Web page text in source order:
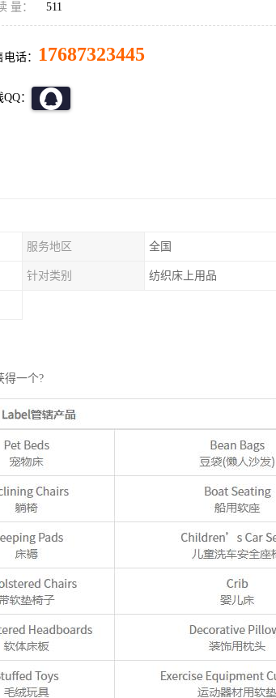
量： 511
话： 17687323445
：
服务地区 全国
针对类别 纺织床上用品
得一个?